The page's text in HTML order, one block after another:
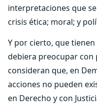
interpretaciones que
crisis ética; moral; y
Y por cierto, que
debiera preocupar
consideran que, en
acciones no pueden
en Derecho y con